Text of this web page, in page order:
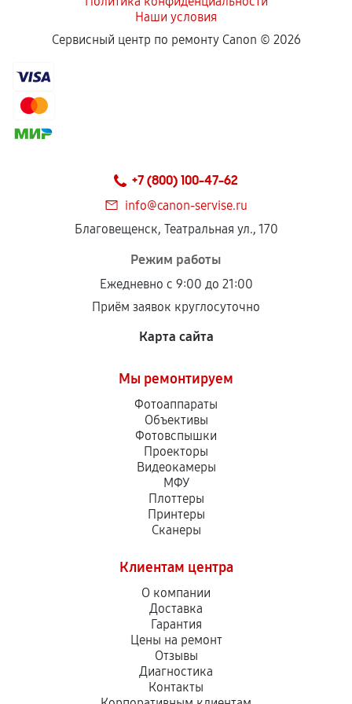
Наши условия
Сервисный центр по ремонту Canon © 2026
+7 (800) 100-47-62
info@canon-servise.ru
Благовещенск, Театральная ул., 170
Режим работы
Ежедневно с 9:00 до 21:00
Приём заявок круглосуточно
Карта сайта
Мы ремонтируем
Фотоаппараты
Объективы
Фотовспышки
Проекторы
Видеокамеры
МФУ
Плоттеры
Принтеры
Сканеры
Клиентам центра
О компании
Доставка
Гарантия
Цены на ремонт
Отзывы
Диагностика
Контакты